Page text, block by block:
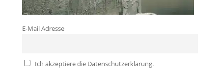
E-Mail Adresse
Ich akzeptiere die Datenschutzerklärung.